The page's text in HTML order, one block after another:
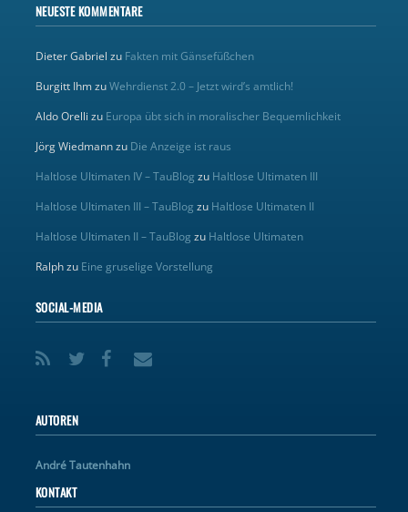
NEUESTE KOMMENTARE
Dieter Gabriel zu Fakten mit Gänsefüßchen
Burgitt IhmzuWehrdienst 2.0 – Jetzt wird’s amtlich!
Aldo Orelli zu Europa übt sich in moralischer Bequemlichkeit
Jörg Wiedmannzu Die Anzeige ist raus
Haltlose Ultimaten IV – TauBlog zu Haltlose Ultimaten III
Haltlose Ultimaten III – TauBlog zu Haltlose Ultimaten II
Haltlose Ultimaten II – TauBlog zu Haltlose Ultimaten
Ralphzu Eine gruselige Vorstellung
SOCIAL-MEDIA
AUTOREN
André Tautenhahn
KONTAKT